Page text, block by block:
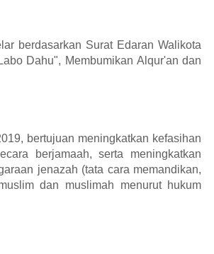
berdasarkan Surat Edaran Walikota
Dahu", Membumikan Alqur'an dan
bertujuan meningkatkan kefasihan
berjamaah, serta meningkatkan
jenazah (tata cara memandikan,
dan muslimah menurut hukum